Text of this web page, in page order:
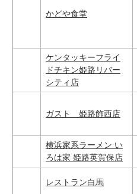
かどや食堂
ケンタッキーフライ
ドチキン姫路リバー
シティ店
ガスト 姫路飾西店
横浜家系ラーメン い
ろは家 姫路英賀保店
レストラン白馬